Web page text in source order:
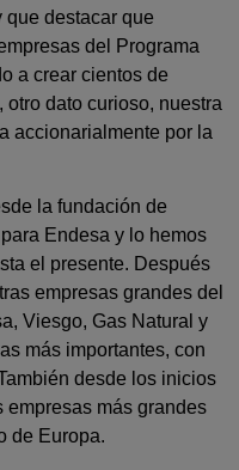
que destacar que
del Programa
a crear cientos de
dato curioso, nuestra
accionarialmente por la
la fundación de
Endesa y lo hemos
el presente. Después
empresas grandes del
Viesgo, Gas Natural y
más importantes, con
desde los inicios
empresas más grandes
de Europa.